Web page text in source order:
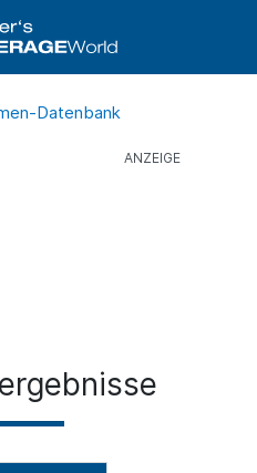
Datenbank